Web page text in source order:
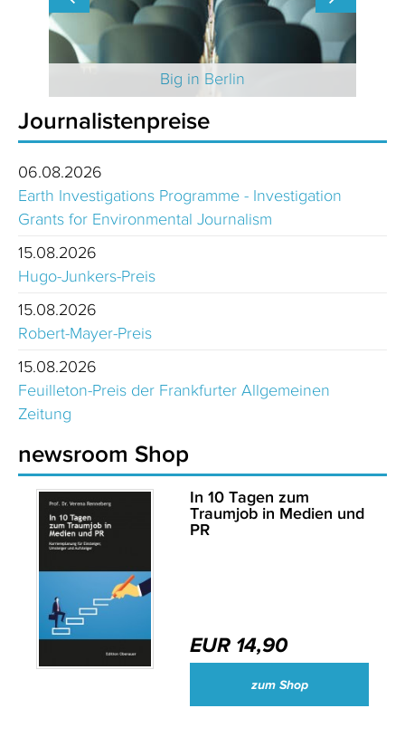
Big in Berlin
Journalistenpreise
06.08.2026
Earth Investigations Programme - Investigation
Grants for Environmental Journalism
15.08.2026
Hugo-Junkers-Preis
15.08.2026
Robert-Mayer-Preis
15.08.2026
Feuilleton-Preis der Frankfurter Allgemeinen
Zeitung
newsroom Shop
In 10 Tagen zum
Traumjob in Medien und
PR
EUR 14,90
zum Shop